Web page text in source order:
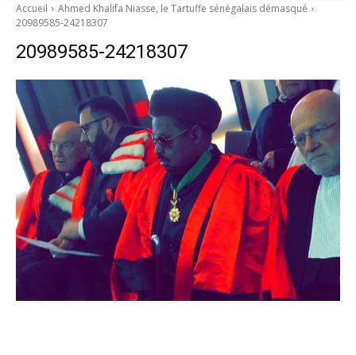
Accueil
Ahmed Khalifa Niasse, le Tartuffe sénégalais démasqué
20989585-24218307
20989585-24218307